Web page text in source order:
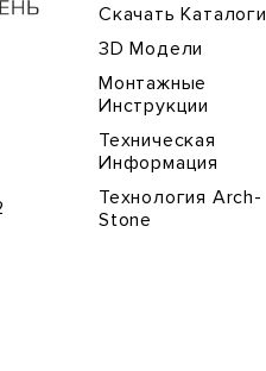
Скачать Каталоги
3D Модели
Монтажные
Инструкции
Техническая
Информация
Технология Arch-
Stone